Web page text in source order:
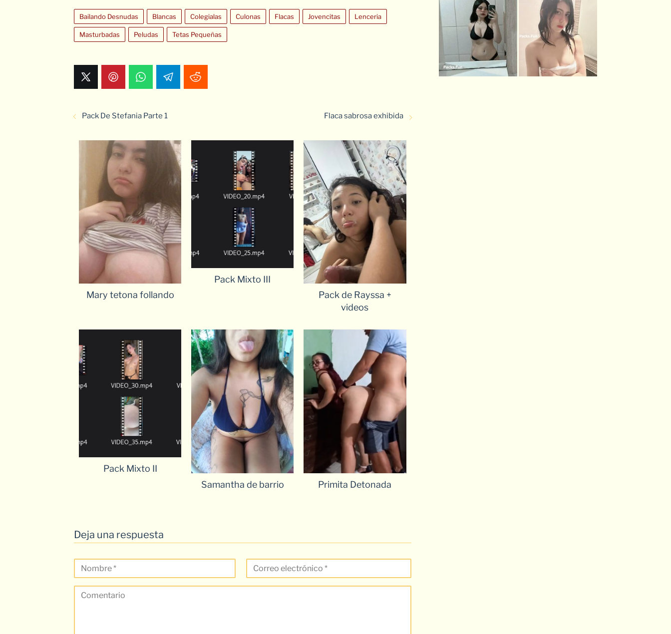
Bailando Desnudas Blancas Colegialas Culonas Flacas Jovencitas Lenceria
Masturbadas Peludas Tetas Pequeñas
Pack De Stefania Parte 1 Flaca sabrosa exhibida
Mary tetona follando
Pack Mixto III
Pack de Rayssa +
videos
Pack Mixto II
Samantha de barrio
Primita Detonada
Deja una respuesta